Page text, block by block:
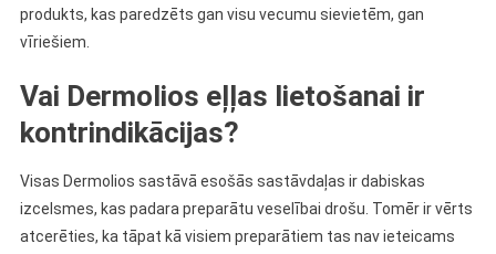
produkts, kas paredzēts gan visu vecumu sievietēm, gan
vīriešiem.
Vai Dermolios eļļas lietošanai ir
kontrindikācijas?
Visas Dermolios sastāvā esošās sastāvdaļas ir dabiskas
izcelsmes, kas padara preparātu veselībai drošu. Tomēr ir vērts
atcerēties, ka tāpat kā visiem preparātiem tas nav ieteicams